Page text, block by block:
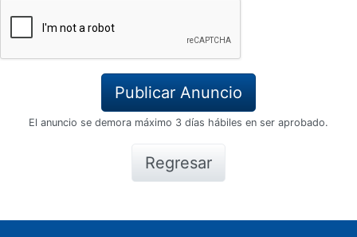
El anuncio se demora máximo 3 días hábiles en ser aprobado.
Regresar